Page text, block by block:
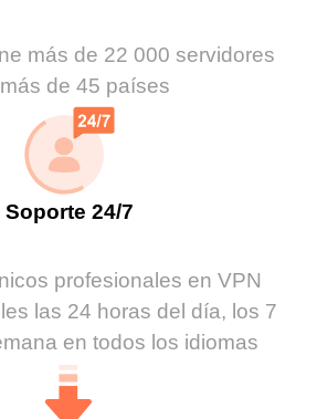
más de 22 000 servidores
de 45 países
Soporte 24/7
profesionales en VPN
las 24 horas del día, los 7
en todos los idiomas